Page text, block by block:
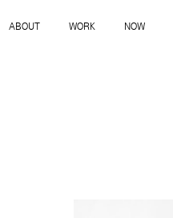
ABOUT WORK NOW